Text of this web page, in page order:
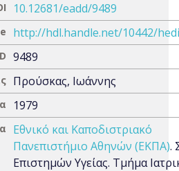
10.12681/eadd/9489
http://hdl.handle.net/10442/
9489
Προύσκας, Ιωάννης
1979
Εθνικό και Καποδιστριακό
Πανεπιστήμιο Αθηνών (ΕΚΠΑ).
Επιστημών Υγείας. Τμήμα